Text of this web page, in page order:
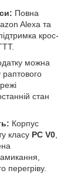
Повна
Alexa та
крос-
можна
раптового
стан
Корпус
класу PC V0
перегріву.